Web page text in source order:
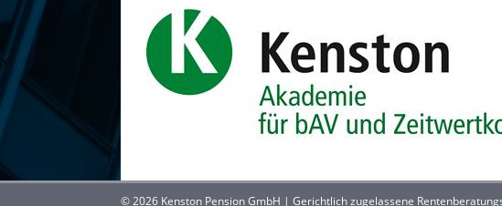
© 2026 Kenston Pension GmbH | Gerichtlich zugelassene